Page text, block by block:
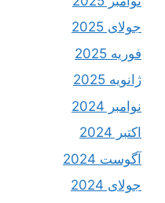
جولای 2025
فوریه 2025
ژانویه 2025
نوامبر 2024
اکتبر 2024
آگوست 2024
جولای 2024